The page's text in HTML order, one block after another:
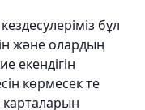
бұл
және олардың
екендігін
көрмесек те